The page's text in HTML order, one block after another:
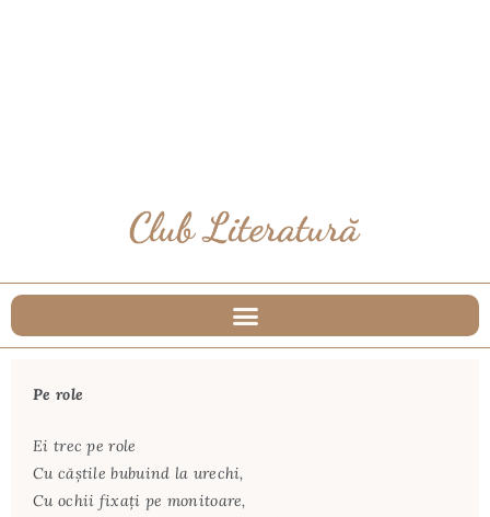
Pe role
Ei trec pe role
Cu căștile bubuind la urechi,
Cu ochii fixați pe monitoare,